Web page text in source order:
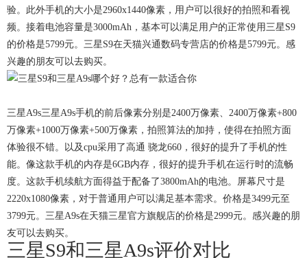
验。此外手机的大小是2960x1440像素，用户可以很好的拍照和看视
频。接着电池容量是3000mAh，基本可以满足用户的正常使用三星S9
的价格是5799元。三星S9在天猫兴通数码专营店的价格是5799元。感
兴趣的朋友可以去购买。
三星A9s三星A9s手机的前后像素分别是2400万像素、2400万像素+800
万像素+1000万像素+500万像素，拍照算法的加持，使得在拍照方面
体验很不错。以及cpu采用了高通 骁龙660，很好的提升了手机的性
能。像这款手机的内存是6GB内存，很好的提升手机在运行时的流畅
度。这款手机续航方面得益于配备了3800mAh的电池。屏幕尺寸是
2220x1080像素，对于普通用户可以满足基本需求。价格是3499元至
3799元。三星A9s在天猫三星官方旗舰店的价格是2999元。感兴趣的朋
友可以去购买。
三星S9和三星A9s评价对比